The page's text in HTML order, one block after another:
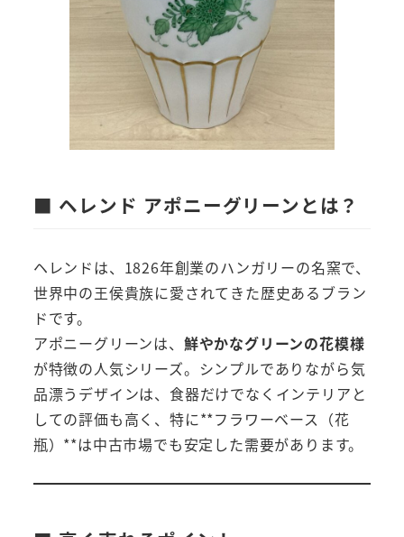
■ ヘレンド アポニーグリーンとは？
ヘレンドは、1826年創業のハンガリーの名窯で、
世界中の王侯貴族に愛されてきた歴史あるブラン
ドです。
アポニーグリーンは、 鮮やかなグリーンの花模様
が特徴の人気シリーズ。シンプルでありながら気
品漂うデザインは、食器だけでなくインテリアと
しての評価も高く、特に**フラワーベース（花
瓶）**は中古市場でも安定した需要があります。